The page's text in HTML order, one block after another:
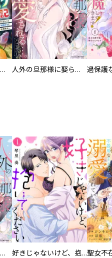
聖獣に育てられた少年の異世界ゆるり放浪記～神様からもらったチート魔法で、仲間たちとスローライフを満喫中～【分冊版】 人外の旦那様に娶られ毎晩ナカまで愛される…。アンソロジー
人外の旦那様に娶られ毎晩ナカまで愛される…。アンソロジー 好きじゃないけど、抱いてください【電子単行本版／特典おまけ付き】